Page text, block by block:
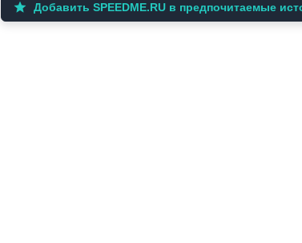
Добавить SPEEDME.RU в предпочитаемые